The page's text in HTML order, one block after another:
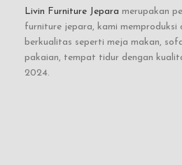
Livin Furniture Jepara merupakan
furniture jepara, kami memproduksi
berkualitas seperti meja makan,
pakaian, tempat tidur dengan
2024.